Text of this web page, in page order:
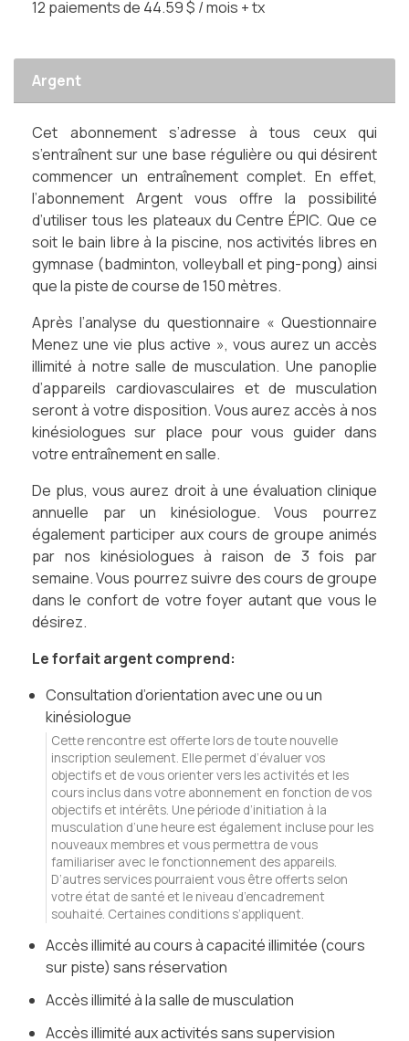
12 paiements de 44.59 $ / mois + tx
Argent
Cet abonnement s’adresse à tous ceux qui
s’entraînent sur une base régulière ou qui désirent
commencer un entraînement complet. En effet,
l’abonnement Argent vous offre la possibilité
d’utiliser tous les plateaux du Centre ÉPIC. Que ce
soit le bain libre à la piscine, nos activités libres en
gymnase (badminton, volleyball et ping-pong) ainsi
que la piste de course de 150 mètres.
Après l’analyse du questionnaire « Questionnaire
Menez une vie plus active », vous aurez un accès
illimité à notre salle de musculation. Une panoplie
d’appareils cardiovasculaires et de musculation
seront à votre disposition. Vous aurez accès à nos
kinésiologues sur place pour vous guider dans
votre entraînement en salle.
De plus, vous aurez droit à une évaluation clinique
annuelle par un kinésiologue. Vous pourrez
également participer aux cours de groupe animés
par nos kinésiologues à raison de 3 fois par
semaine. Vous pourrez suivre des cours de groupe
dans le confort de votre foyer autant que vous le
désirez.
Le forfait argent comprend:
Consultation d’orientation avec une ou un
kinésiologue
Cette rencontre est offerte lors de toute nouvelle
inscription seulement. Elle permet d’évaluer vos
objectifs et de vous orienter vers les activités et les
cours inclus dans votre abonnement en fonction de vos
objectifs et intérêts. Une période d’initiation à la
musculation d’une heure est également incluse pour les
nouveaux membres et vous permettra de vous
familiariser avec le fonctionnement des appareils.
D’autres services pourraient vous être offerts selon
votre état de santé et le niveau d’encadrement
souhaité. Certaines conditions s’appliquent.
Accès illimité au cours à capacité illimitée (cours
sur piste) sans réservation
Accès illimité à la salle de musculation
Accès illimité aux activités sans supervision